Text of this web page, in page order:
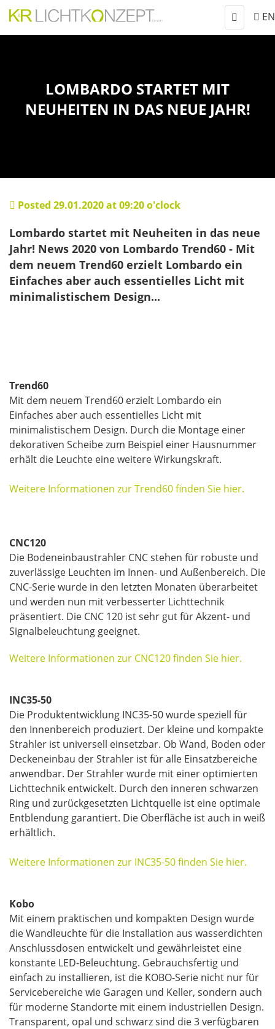
Show
LOMBARDO STARTET MIT
NEUHEITEN IN DAS NEUE JAHR!
Posted 29.01.2020 at 09:20 o'clock
Lombardo startet mit Neuheiten in das neue
Jahr! News 2020 von Lombardo Trend60 - Mit
dem neuem Trend60 erzielt Lombardo ein
Einfaches aber auch essentielles Licht mit
minimalistischem Design...
Trend60
Mit dem neuem Trend60 erzielt Lombardo ein
Einfaches aber auch essentielles Licht mit
minimalistischem Design. Durch die Montage einer
dekorativen Scheibe zum Beispiel einer Hausnummer
erhält die Leuchte eine weitere Wirkungskraft.
Weitere Informationen zur Trend60 finden Sie hier.
CNC120
Die Bodeneinbaustrahler CNC stehen für robuste und
zuverlässige Leuchten im Innen- und Außenbereich. Die
CNC-Serie wurde in den letzten Monaten überarbeitet
und werden nun mit verbesserter Lichttechnik
präsentiert. Die CNC 120 ist sehr gut für Akzent- und
Signalbeleuchtung geeignet.
Weitere Informationen zur CNC120 finden Sie hier.
INC35-50
Die Produktentwicklung INC35-50 wurde speziell für
den Innenbereich produziert. Der kleine und kompakte
Strahler ist universell einsetzbar. Ob Wand, Boden oder
Deckeneinbau der Strahler ist für alle Einsatzbereiche
anwendbar. Der Strahler wurde mit einer optimierten
Lichttechnik entwickelt. Durch den inneren schwarzen
Ring und zurückgesetzten Lichtquelle ist eine optimale
Entblendung garantiert. Die Oberfläche ist auch in weiß
erhältlich.
Weitere Informationen zur INC35-50 finden Sie hier.
Kobo
Mit einem praktischen und kompakten Design wurde
die Wandleuchte für die Installation aus wasserdichten
Anschlussdosen entwickelt und gewährleistet eine
konstante LED-Beleuchtung. Gebrauchsfertig und
einfach zu installieren, ist die KOBO-Serie nicht nur für
Servicebereiche wie Garagen und Keller, sondern auch
für moderne Standorte mit einem industriellen Design.
Transparent, opal und schwarz sind die 3 verfügbaren